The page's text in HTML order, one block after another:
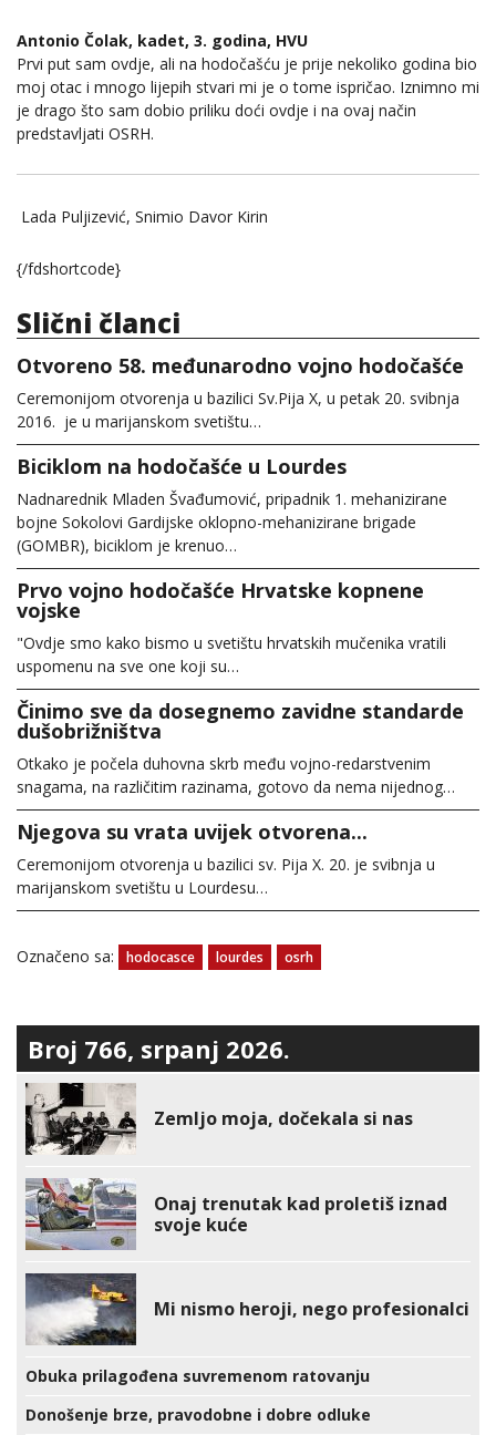
Antonio Čolak, kadet, 3. godina, HVU
Prvi put sam ovdje, ali na hodočašću je prije nekoliko godina bio
moj otac i mnogo lijepih stvari mi je o tome ispričao. Iznimno mi
je drago što sam dobio priliku doći ovdje i na ovaj način
predstavljati OSRH.
Lada Puljizević, Snimio Davor Kirin
{/fdshortcode}
Slični članci
Otvoreno 58. međunarodno vojno hodočašće
Ceremonijom otvorenja u bazilici Sv.Pija X, u petak 20. svibnja
2016. je u marijanskom svetištu…
Biciklom na hodočašće u Lourdes
Nadnarednik Mladen Švađumović, pripadnik 1. mehanizirane
bojne Sokolovi Gardijske oklopno-mehanizirane brigade
(GOMBR), biciklom je krenuo…
Prvo vojno hodočašće Hrvatske kopnene
vojske
"Ovdje smo kako bismo u svetištu hrvatskih mučenika vratili
uspomenu na sve one koji su…
Činimo sve da dosegnemo zavidne standarde
dušobrižništva
Otkako je počela duhovna skrb među vojno-redarstvenim
snagama, na različitim razinama, gotovo da nema nijednog…
Njegova su vrata uvijek otvorena...
Ceremonijom otvorenja u bazilici sv. Pija X. 20. je svibnja u
marijanskom svetištu u Lourdesu…
Označeno sa: hodocasce lourdes osrh
Broj 766, srpanj 2026.
Zemljo moja, dočekala si nas
Onaj trenutak kad proletiš iznad
svoje kuće
Mi nismo heroji, nego profesionalci
Obuka prilagođena suvremenom ratovanju
Donošenje brze, pravodobne i dobre odluke